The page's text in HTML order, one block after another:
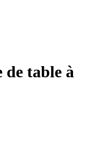
de table à